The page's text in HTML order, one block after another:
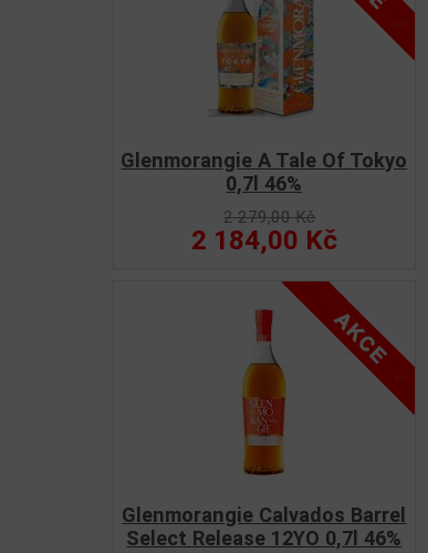
Glenmorangie A Tale Of Tokyo
0,7l 46%
2 279,00 Kč
2 184,00 Kč
Glenmorangie Calvados Barrel
Select Release 12YO 0,7l 46%